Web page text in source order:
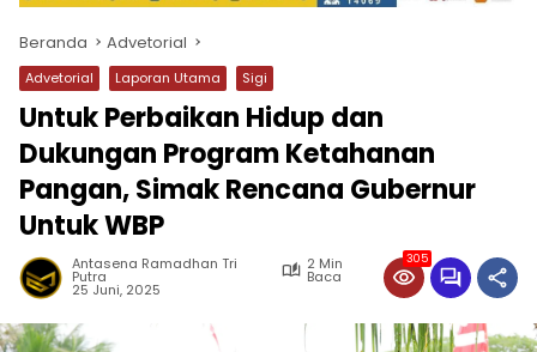
Beranda Advetorial
Advetorial Laporan Utama Sigi
Untuk Perbaikan Hidup dan
Dukungan Program Ketahanan
Pangan, Simak Rencana Gubernur
Untuk WBP
Antasena Ramadhan Tri
Putra
2 Min
Baca
25 Juni, 2025
305